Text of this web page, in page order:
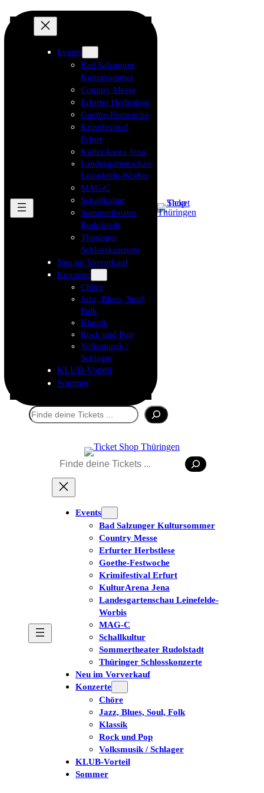
Events
Bad Salzunger
Kultursommer
Country Messe
Erfurter Herbstlese
Goethe-Festwoche
Krimifestival
Erfurt
KulturArena Jena
Landesgartenschau
Leinefelde-Worbis
MAG-C
Schallkultur
Sommertheater
Rudolstadt
Thüringer
Schlosskonzerte
Neu im Vorverkauf
Konzerte
Chöre
Jazz, Blues, Soul,
Folk
Klassik
Rock und Pop
Volksmusik /
Schlager
KLUB-Vorteil
Sommer
Suchen
Suchen
Events
Bad Salzunger Kultursommer
Country Messe
Erfurter Herbstlese
Goethe-Festwoche
Krimifestival Erfurt
KulturArena Jena
Landesgartenschau Leinefelde-
Worbis
MAG-C
Schallkultur
Sommertheater Rudolstadt
Thüringer Schlosskonzerte
Neu im Vorverkauf
Konzerte
Chöre
Jazz, Blues, Soul, Folk
Klassik
Rock und Pop
Volksmusik / Schlager
KLUB-Vorteil
Sommer
Tickets kaufen